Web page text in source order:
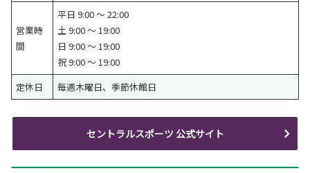
営業時
間
平日 9:00 ～ 22:00
土 9:00 ～ 19:00
日 9:00 ～ 19:00
祝 9:00 ～ 19:00
定休日
毎週木曜日、季節休館日
セントラルスポーツ 公式サイト